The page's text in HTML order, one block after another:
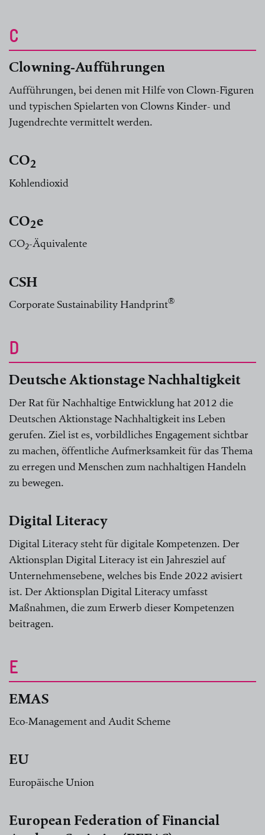
C
Clowning-Aufführungen
Aufführungen, bei denen mit Hilfe von Clown-Figuren
und typischen Spielarten von Clowns Kinder- und
Jugendrechte vermittelt werden.
CO2
Kohlendioxid
CO2e
CO2-Äquivalente
CSH
Corporate Sustainability Handprint®
D
Deutsche Aktionstage Nachhaltigkeit
Der Rat für Nachhaltige Entwicklung hat 2012 die
Deutschen Aktionstage Nachhaltigkeit ins Leben
gerufen. Ziel ist es, vorbildliches Engagement sichtbar
zu machen, öffentliche Aufmerksamkeit für das Thema
zu erregen und Menschen zum nachhaltigen Handeln
zu bewegen.
Digital Literacy
Digital Literacy steht für digitale Kompetenzen. Der
Aktionsplan Digital Literacy ist ein Jahresziel auf
Unternehmensebene, welches bis Ende 2022 avisiert
ist. Der Aktionsplan Digital Literacy umfasst
Maßnahmen, die zum Erwerb dieser Kompetenzen
beitragen.
E
EMAS
Eco-Management and Audit Scheme
EU
Europäische Union
European Federation of Financial